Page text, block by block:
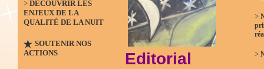
> DÉCOUVRIR LES
ENJEUX DE LA
QUALITÉ DE LA NUIT
SOUTENIR NOS
ACTIONS
Editorial
>
>